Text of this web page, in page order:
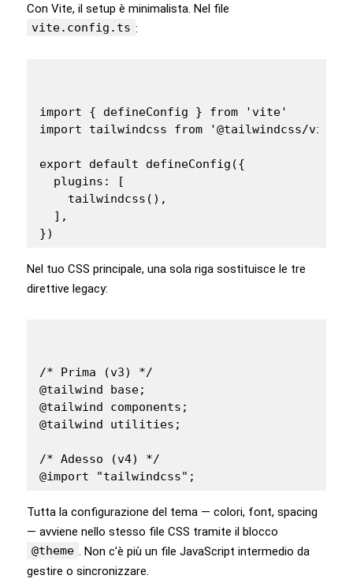
Con Vite, il setup è minimalista. Nel file
vite.config.ts :
import { defineConfig } from 'vite'
import tailwindcss from '@tailwindcss/vite'
export default defineConfig({
  plugins: [
    tailwindcss(),
  ],
})
Nel tuo CSS principale, una sola riga sostituisce le tre
direttive legacy:
/* Prima (v3) */
@tailwind base;
@tailwind components;
@tailwind utilities;
/* Adesso (v4) */
@import "tailwindcss";
Tutta la configurazione del tema — colori, font, spacing
— avviene nello stesso file CSS tramite il blocco
@theme
. Non c’è più un file JavaScript intermedio da
gestire o sincronizzare.